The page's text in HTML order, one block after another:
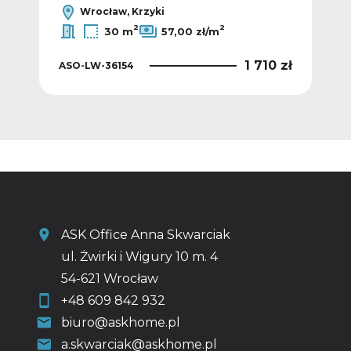
Wrocław, Krzyki
30 m2 57,00 zł/m2
ASO-LW-36154 1 710 zł
ASK Office Anna Skwarciak
ul. Żwirki i Wigury 10 m. 4
54-621 Wrocław
+48 609 842 932
biuro@askhome.pl
a.skwarciak@askhome.pl